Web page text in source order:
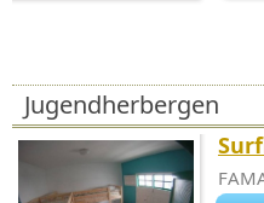
Jugendherbergen